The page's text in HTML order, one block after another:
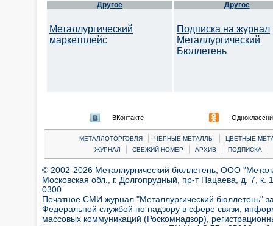
Другое
Металлургический
маркетплейс
Другое
Подписка на журнал
Металлургический
Бюллетень
ВКонтакте
МЕТАЛЛОТОРГОВЛЯ | ЧЕРНЫЕ МЕТАЛЛЫ |
ЦВЕТНЫЕ
ЖУРНАЛ
| СВЕЖИЙ НОМЕР | АРХИВ | ПОДПИСКА |
© 2002-2026 Металлургический бюллетень, ООО
Московская обл., г. Долгопрудный, пр-т Пацаева, д. 7,
0300
Печатное СМИ журнал "Металлургический бюллетень"
Федеральной службой по надзору в сфере связи,
массовых коммуникаций (Роскомнадзор),